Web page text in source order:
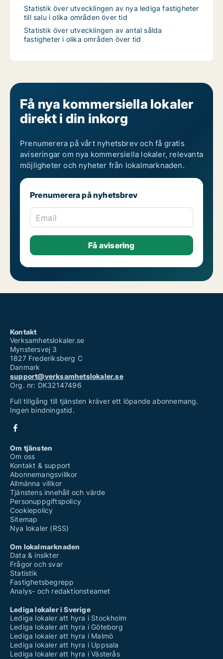
Statistik över utvecklingen av nya lediga fastigheter
till salu i olika områden över tid
Statistik över utvecklingen av antal sålda
fastigheter i olika områden över tid
Få nya kommersiella lokaler
direkt i din inkorg
Prenumerera på vårt nyhetsbrev och få gratis
aviseringar om nya kommersiella lokaler, relevanta
möjligheter och nyheter från lokalmarknaden.
Prenumerera på nyhetsbrev
Email
Kontakt
Verksamhetslokaler.se
Mynstersvej 3
1827 Frederiksberg C
Danmark
support@verksamhetslokaler.se
Org. nr: DK32147496
Full tillgång till tjänsten kräver ett löpande abonnemang.
Ingen bindningstid.
Om tjänsten
Om oss
Kontakt & support
Abonnemangsvillkor
Allmänna villkor
Tjänstens innehåll och värde
Personuppgiftspolicy
Cookiepolicy
Sitemap
Nya lokaler (RSS)
Om lokalmarknaden
Data & insikter
Frågor och svar
Statistik
Fastighetsbegrepp
Analys- och redaktionsteamet
Lediga lokaler i Sverige
Lediga lokaler att hyra i Stockholm
Lediga lokaler att hyra i Göteborg
Lediga lokaler att hyra i Malmö
Lediga lokaler att hyra i Uppsala
Lediga lokaler att hyra i Västerås